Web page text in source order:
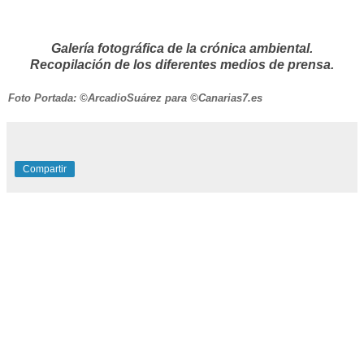
Galería fotográfica de la crónica ambiental.
Recopilación de los diferentes medios de prensa.
Foto Portada: ©ArcadioSuárez para ©Canarias7.es
Compartir